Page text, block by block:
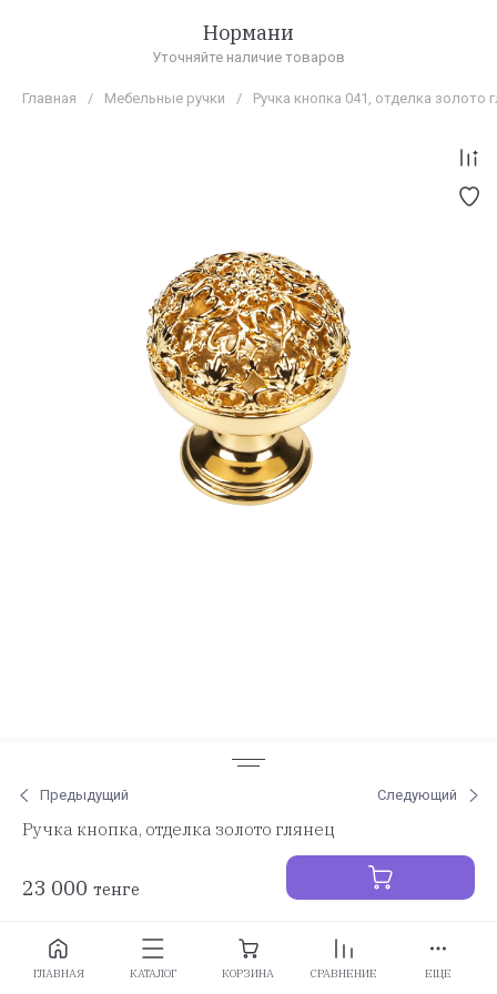
Нормани
Уточняйте наличие товаров
Главная / Мебельные ручки / Ручка кнопка 041, отделка золото
Предыдущий Следующий
Ручка кнопка, отделка золото глянец
23 000 тенге
Заказать
ГЛАВНАЯ КАТАЛОГ КОРЗИНА СРАВНЕНИЕ ЕЩЕ